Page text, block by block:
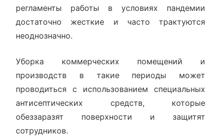
регламенты работы в условиях пандемии
достаточно жесткие и часто трактуются
неоднозначно.
Уборка коммерческих помещений и
производств в такие периоды может
проводиться с использованием специальных
антисептических средств, которые
обеззаразят поверхности и защитят
сотрудников.